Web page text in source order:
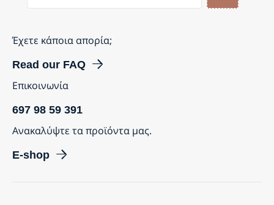
Έχετε κάποια απορία;
Read our FAQ
Επικοινωνία
697 98 59 391
Ανακαλύψτε τα προϊόντα μας.
E-shop